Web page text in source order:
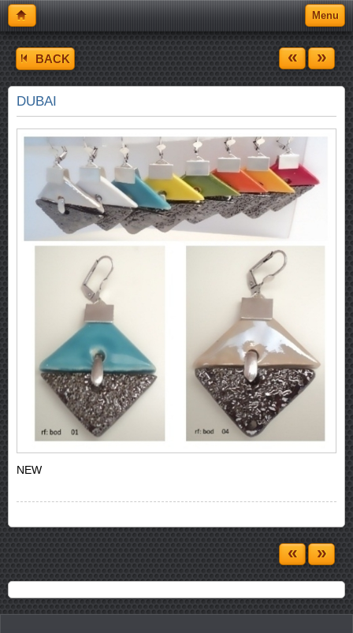
Menu
BACK « »
DUBAI
NEW
« »